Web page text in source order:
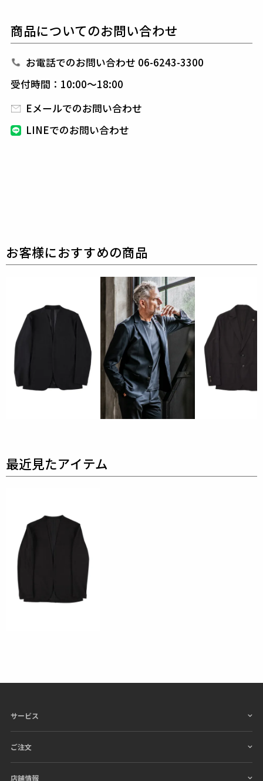
生産国：日本
素材
SOLID DIMENSION
シブル編み組織になっております。
糸は綿の異番手2種とレーヨン(ホワイトマウンテン/
エコテックス規格)と合計3種の糸を交編しておりま
商品についてのお問い合わせ
お電話でのお問い合わせ 06-6243-3300
受付時間：10:00～18:00
Eメールでのお問い合わせ
LINEでのお問い合わせ
サービス
ご注文
店舗情報